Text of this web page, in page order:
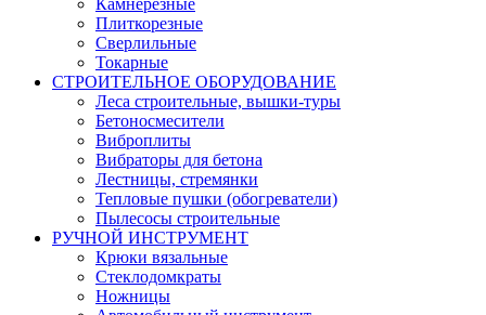
Камнерезные
Плиткорезные
Сверлильные
Токарные
СТРОИТЕЛЬНОЕ ОБОРУДОВАНИЕ
Леса строительные, вышки-туры
Бетоносмесители
Виброплиты
Вибраторы для бетона
Лестницы, стремянки
Тепловые пушки (обогреватели)
Пылесосы строительные
РУЧНОЙ ИНСТРУМЕНТ
Крюки вязальные
Стеклодомкраты
Ножницы